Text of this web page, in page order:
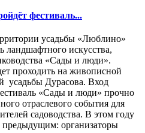
фестиваль...
усадьбы «Люблино»
ландшафтного искусства,
«Сады и люди».
проходить на живописной
усадьбы Дурасова. Вход
«Сады и люди» прочно
отраслевого события для
садоводства. В этом году
предыдущим: организаторы